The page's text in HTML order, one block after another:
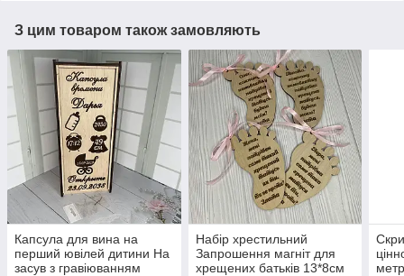
З цим товаром також замовляють
Капсула для вина на
перший ювілей дитини На
засув з гравіюванням
Набір хрестильний
Запрошення магніт для
хрещених батьків 13*8см